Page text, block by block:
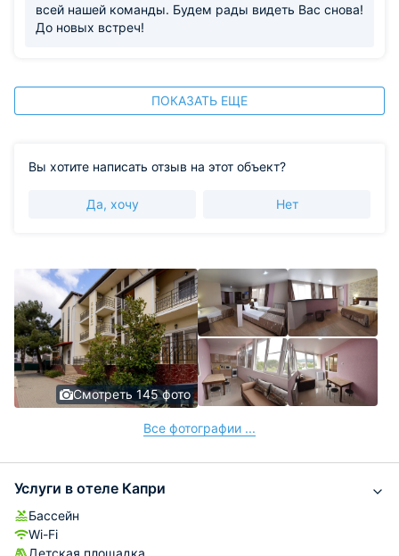
всей нашей команды. Будем рады видеть Вас снова!
До новых встреч!
ПОКАЗАТЬ ЕЩЕ
Вы хотите написать отзыв на этот объект?
Да, хочу Нет
Смотреть 145 фото
Все фотографии ...
Услуги в отеле Капри
Бассейн
Wi-Fi
Детская площадка